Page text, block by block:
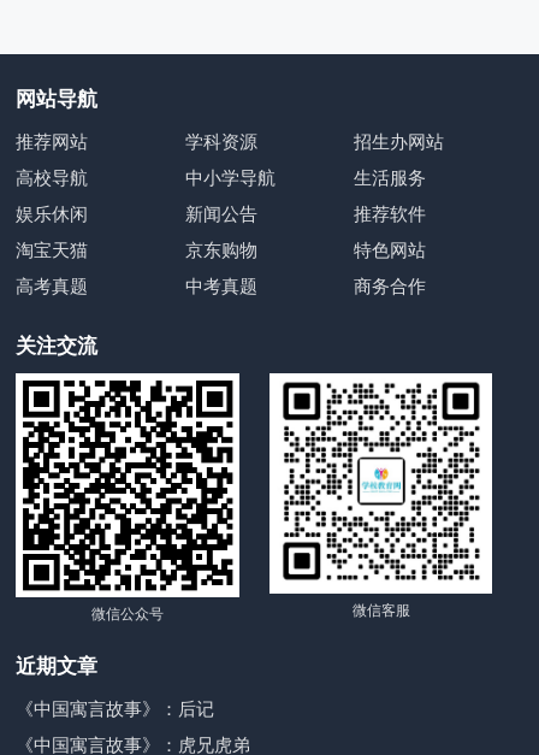
网站导航
推荐网站 学科资源
招生办网站
高校导航
中小学导航
生活服务
娱乐休闲
新闻公告
推荐软件
淘宝天猫
京东购物
特色网站
高考真题
中考真题 商务合作
关注交流
微信公众号 微信客服
近期文章
《中国寓言故事》：后记
《中国寓言故事》：虎兄虎弟